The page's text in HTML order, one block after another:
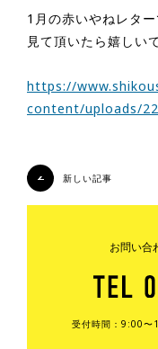
1月の赤いやねレター
見て頂いたら嬉しい
https://
content/uploads/
新しい記事
お問い合
受付時間：9:00〜